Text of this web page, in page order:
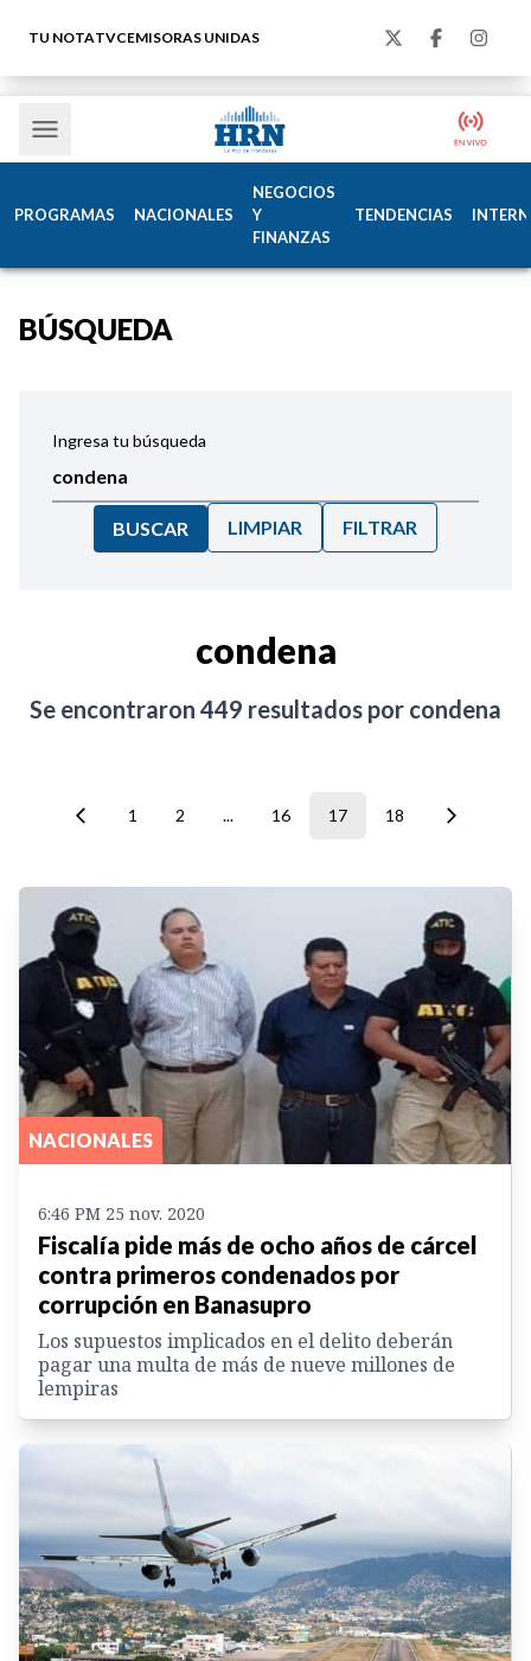
TU NOTATVCEMISORAS UNIDAS
PROGRAMAS NACIONALES
NEGOCIOS
Y
FINANZAS
TENDENCIAS
BÚSQUEDA
Ingresa tu búsqueda
BUSCAR LIMPIAR FILTRAR
condena
Se encontraron 449 resultados por condena
1 2 ... 16 17 18
NACIONALES
6:46 PM 25 nov. 2020
Fiscalía pide más de ocho años de cárcel
contra primeros condenados por
corrupción en Banasupro
Los supuestos implicados en el delito deberán
pagar una multa de más de nueve millones de
lempiras